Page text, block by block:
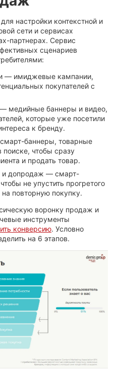
настройки контекстной и
сети и сервисах
партнерах. Сервис
сценариев
— имиджевые кампании,
покупателей с
— медийные баннеры и видео,
которые уже посетили
к бренду.
баннеры, товарные
чтобы сразу
и продать товар.
и допродаж — смарт-
не упустить прогретого
на повторную покупку.
воронку продаж и
инструменты
конверсию. Условно
на 6 этапов.